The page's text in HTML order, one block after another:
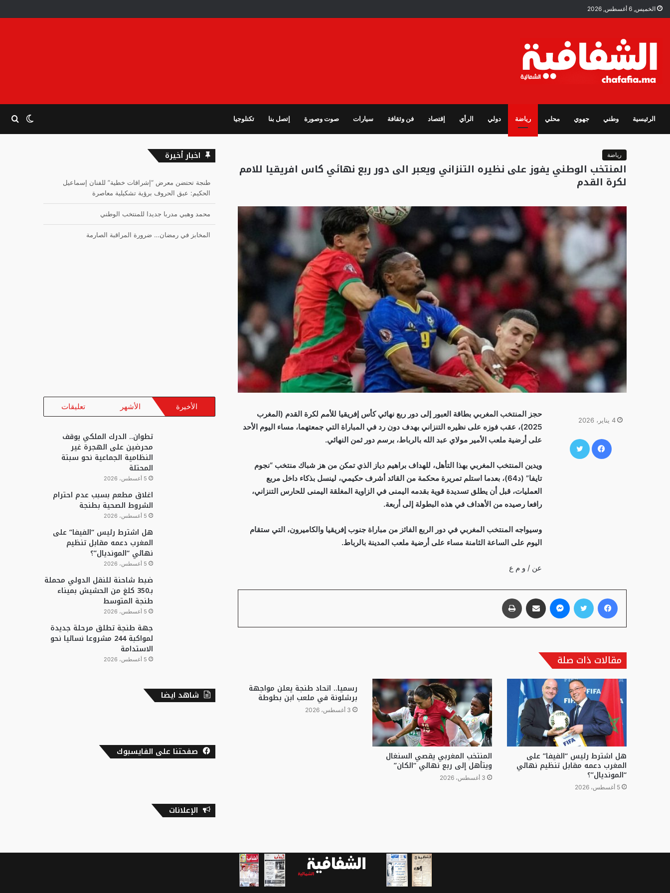
الخميس, 6 أغسطس, 2026
الرئيسية وطني جهوي محلي رياضة دولي الرأي إقتصاد فن وثقافة سيارات صوت وصورة إتصل بنا تكنلوجيا الوضع
رياضة
المنتخب الوطني يفوز على نظيره التنزاني ويعبر الى دور ربع نهائي كاس افريقيا للامم
لكرة القدم
حجز المنتخب المغربي بطاقة العبور إلى دور ربع نهائي كأس إفريقيا للأمم لكرة القدم (المغرب
2025)، عقب فوزه على نظيره التنزاني بهدف دون رد في المباراة التي جمعتهما، مساء اليوم الأحد
على أرضية ملعب الأمير مولاي عبد الله بالرباط، برسم دور ثمن النهائي.
ويدين المنتخب المغربي بهذا التأهل، للهداف براهيم دياز الذي تمكن من هز شباك منتخب “نجوم
تايفا” (د64)، بعدما استلم تمريرة محكمة من القائد أشرف حكيمي، لينسل بذكاء داخل مربع
العمليات، قبل أن يطلق تسديدة قوية بقدمه اليمنى في الزاوية المغلقة اليمنى للحارس التنزاني،
رافعا رصيده من الأهداف في هذه البطولة إلى أربعة.
وسيواجه المنتخب المغربي في دور الربع الفائز من مباراة جنوب إفريقيا والكاميرون، التي ستقام
اليوم على الساعة الثامنة مساء على أرضية ملعب المدينة بالرباط.
عن / و م ع
4 يناير، 2026
فيسبوك
فيسبوك تويتر ماسنجر مشاركة عبر البريد
مقالات ذات صلة
هل اشترط رئيس “الفيفا” على
المغرب دعمه مقابل تنظيم نهائي
“المونديال”؟
5 أغسطس، 2026
المنتخب المغربي يقصي السنغال
ويتأهل إلى ربع نهائي “الكان”
3 أغسطس، 2026
رسميا.. اتحاد طنجة يعلن مواجهة
برشلونة في ملعب ابن بطوطة
3 أغسطس، 2026
اخبار أخيرة
طنجة تحتضن معرض “إشراقات خطية” للفنان إسماعيل
الحكيم: عبق الحروف برؤية تشكيلية معاصرة
محمد وهبي مدربا جديدا للمنتخب الوطني
المخابز في رمضان… ضرورة المراقبة الصارمة
الأخيرة الأشهر تعليقات
تطوان.. الدرك الملكي يوقف
محرضين على الهجرة غير
النظامية الجماعية نحو سبتة
المحتلة
5 أغسطس، 2026
اغلاق مطعم بسبب عدم احترام
الشروط الصحية بطنجة
5 أغسطس، 2026
هل اشترط رئيس “الفيفا” على
المغرب دعمه مقابل تنظيم
نهائي “المونديال”؟
5 أغسطس، 2026
ضبط شاحنة للنقل الدولي محملة
بـ350 كلغ من الحشيش بميناء
طنجة المتوسط
5 أغسطس، 2026
جهة طنجة تطلق مرحلة جديدة
لمواكبة 244 مشروعا نسائيا نحو
الاستدامة
5 أغسطس، 2026
شاهد ايضا
صفحتنا على الفايسبوك
الإعلانات